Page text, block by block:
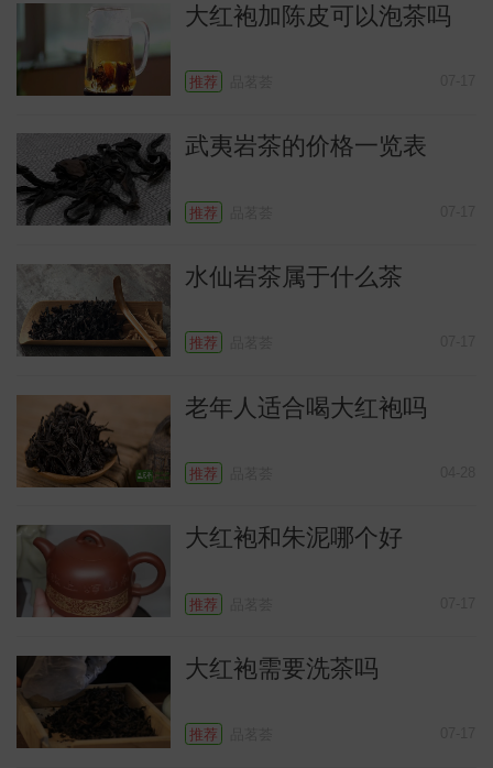
识
大红袍加陈皮可以泡茶吗
推荐
武夷岩茶的价格一览表
推荐
水仙岩茶属于什么茶
推荐
老年人适合喝大红袍吗
推荐
大红袍和朱泥哪个好
推荐
大红袍需要洗茶吗
推荐